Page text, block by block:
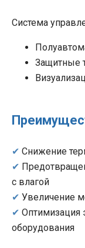
Система
Защитные
✔ Снижение
✔
с влагой
✔ Увеличение
✔ Оптимизация
оборудования